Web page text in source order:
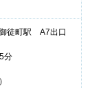
徒町駅 A7出口
分